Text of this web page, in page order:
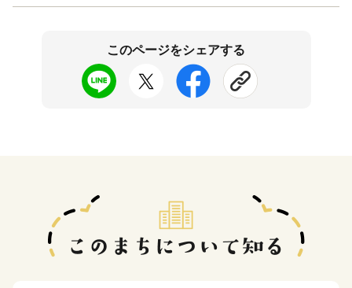
このページをシェアする